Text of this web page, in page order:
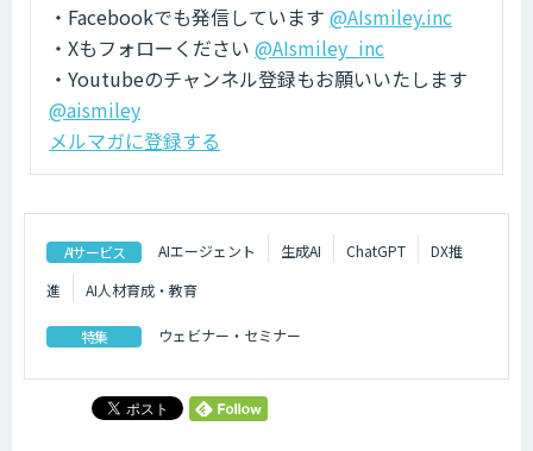
・Facebookでも発信しています @AIsmiley.inc
・Xもフォローください @AIsmiley_inc
・Youtubeのチャンネル登録もお願いいたします
@aismiley
メルマガに登録する
AIサービス AIエージェント 生成AI ChatGPT
DX推
進
AI人材育成・教育
特集 ウェビナー・セミナー